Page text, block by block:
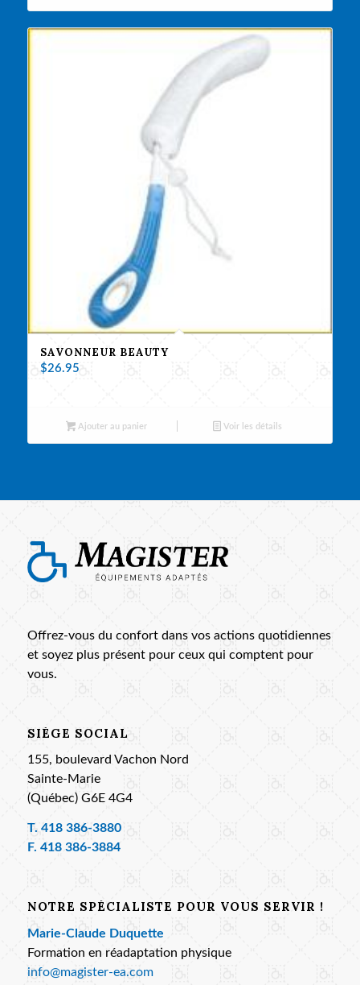
SAVONNEUR BEAUTY
$26.95
Ajouter au panier Voir les détails
Offrez-vous du confort dans vos actions quotidiennes
et soyez plus présent pour ceux qui comptent pour
vous.
SIÈGE SOCIAL
155, boulevard Vachon Nord
Sainte-Marie
(Québec) G6E 4G4
T. 418 386-3880
F. 418 386-3884
NOTRE SPÉCIALISTE POUR VOUS SERVIR !
Marie-Claude Duquette
Formation en réadaptation physique
info@magister-ea.com